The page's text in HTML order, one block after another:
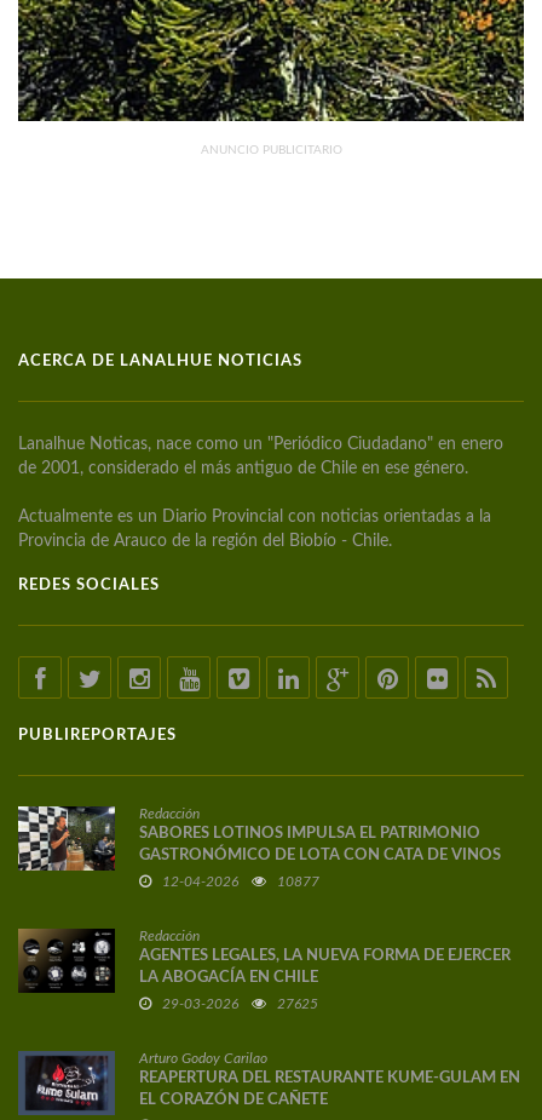
ANUNCIO PUBLICITARIO
ACERCA DE LANALHUE NOTICIAS
Lanalhue Noticas, nace como un "Periódico Ciudadano" en enero
de 2001, considerado el más antiguo de Chile en ese género.
Actualmente es un Diario Provincial con noticias orientadas a la
Provincia de Arauco de la región del Biobío - Chile.
REDES SOCIALES
PUBLIREPORTAJES
Redacción
SABORES LOTINOS IMPULSA EL PATRIMONIO
GASTRONÓMICO DE LOTA CON CATA DE VINOS
DE AUTOR
12-04-2026 10877
Redacción
AGENTES LEGALES, LA NUEVA FORMA DE EJERCER
LA ABOGACÍA EN CHILE
29-03-2026 27625
Arturo Godoy Carilao
REAPERTURA DEL RESTAURANTE KUME-GULAM EN
EL CORAZÓN DE CAÑETE